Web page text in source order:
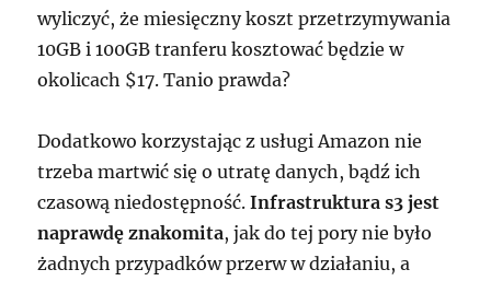
wyliczyć, że miesięczny koszt przetrzymywania
10GB i 100GB tranferu kosztować będzie w
okolicach $17. Tanio prawda?
Dodatkowo korzystając z usługi Amazon nie
trzeba martwić się o utratę danych, bądź ich
czasową niedostępność.Infrastruktura s3 jest
naprawdę znakomita, jak do tej pory nie było
żadnych przypadków przerw w działaniu, a